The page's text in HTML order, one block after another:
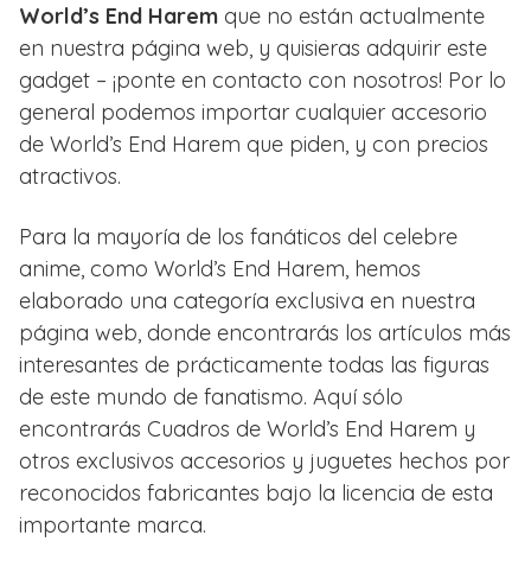
World’s End Harem que no están actualmente
en nuestra página web, y quisieras adquirir este
gadget – ¡ponte en contacto con nosotros! Por lo
general podemos importar cualquier accesorio
de World’s End Harem que piden, y con precios
atractivos.
Para la mayoría de los fanáticos del celebre
anime, como World’s End Harem, hemos
elaborado una categoría exclusiva en nuestra
página web, donde encontrarás los artículos más
interesantes de prácticamente todas las figuras
de este mundo de fanatismo. Aquí sólo
encontrarás Cuadros de World’s End Harem y
otros exclusivos accesorios y juguetes hechos por
reconocidos fabricantes bajo la licencia de esta
importante marca.